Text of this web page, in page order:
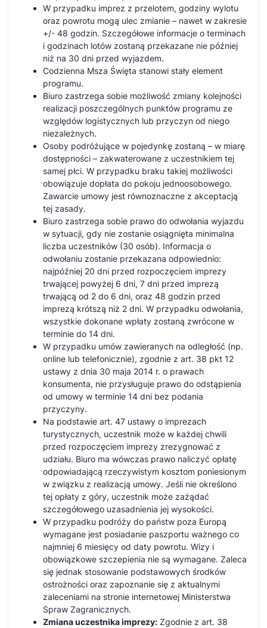
W przypadku imprez z przelotem, godziny wylotu
oraz powrotu mogą ulec zmianie – nawet w zakresie
+/- 48 godzin. Szczegółowe informacje o terminach
i godzinach lotów zostaną przekazane nie później
niż na 30 dni przed wyjazdem.
Codzienna Msza Święta stanowi stały element
programu.
Biuro zastrzega sobie możliwość zmiany kolejności
realizacji poszczególnych punktów programu ze
względów logistycznych lub przyczyn od niego
niezależnych.
Osoby podróżujące w pojedynkę zostaną – w miarę
dostępności – zakwaterowane z uczestnikiem tej
samej płci. W przypadku braku takiej możliwości
obowiązuje dopłata do pokoju jednoosobowego.
Zawarcie umowy jest równoznaczne z akceptacją
tej zasady.
Biuro zastrzega sobie prawo do odwołania wyjazdu
w sytuacji, gdy nie zostanie osiągnięta minimalna
liczba uczestników (30 osób). Informacja o
odwołaniu zostanie przekazana odpowiednio:
najpóźniej 20 dni przed rozpoczęciem imprezy
trwającej powyżej 6 dni, 7 dni przed imprezą
trwającą od 2 do 6 dni, oraz 48 godzin przed
imprezą krótszą niż 2 dni. W przypadku odwołania,
wszystkie dokonane wpłaty zostaną zwrócone w
terminie do 14 dni.
W przypadku umów zawieranych na odległość (np.
online lub telefonicznie), zgodnie z art. 38 pkt 12
ustawy z dnia 30 maja 2014 r. o prawach
konsumenta, nie przysługuje prawo do odstąpienia
od umowy w terminie 14 dni bez podania
przyczyny.
Na podstawie art. 47 ustawy o imprezach
turystycznych, uczestnik może w każdej chwili
przed rozpoczęciem imprezy zrezygnować z
udziału. Biuro ma wówczas prawo naliczyć opłatę
odpowiadającą rzeczywistym kosztom poniesionym
w związku z realizacją umowy. Jeśli nie określono
tej opłaty z góry, uczestnik może zażądać
szczegółowego uzasadnienia jej wysokości.
W przypadku podróży do państw poza Europą
wymagane jest posiadanie paszportu ważnego co
najmniej 6 miesięcy od daty powrotu. Wizy i
obowiązkowe szczepienia nie są wymagane. Zaleca
się jednak stosowanie podstawowych środków
ostrożności oraz zapoznanie się z aktualnymi
zaleceniami na stronie internetowej Ministerstwa
Spraw Zagranicznych.
Zmiana uczestnika imprezy: Zgodnie z art. 38